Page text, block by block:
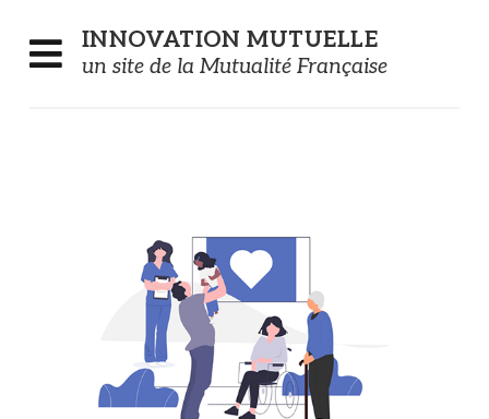
INNOVATION MUTUELLE
un site de la Mutualité Française